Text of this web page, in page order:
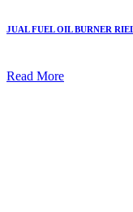
JUAL FUEL OIL BURNER
Read More